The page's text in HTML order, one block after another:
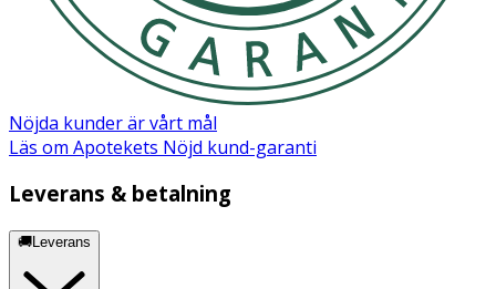
Nöjda kunder är vårt mål
Läs om Apotekets Nöjd kund-garanti
Leverans & betalning
🚚Leverans